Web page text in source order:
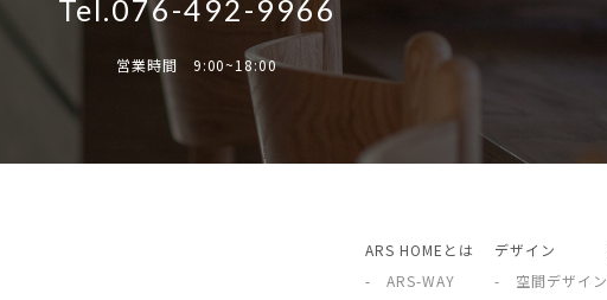
Tel.076-492-9966
営業時間 9:00~18:00
ARS HOMEとは
- ARS-WAY
デザイン
- 空間デザイン